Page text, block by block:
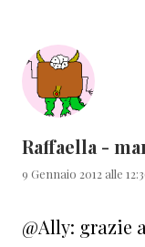
Raffaella -
9 Gennaio 2012 alle
@Ally: grazie